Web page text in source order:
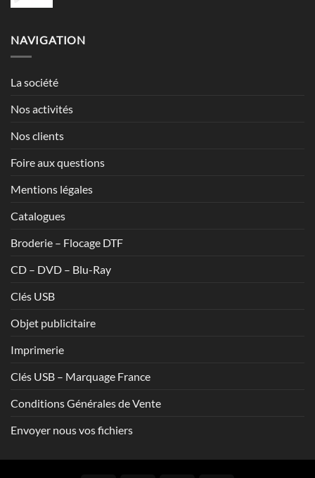
NAVIGATION
La société
Nos activités
Nos clients
Foire aux questions
Mentions légales
Catalogues
Broderie – Flocage DTF
CD – DVD – Blu-Ray
Clés USB
Objet publicitaire
Imprimerie
Clés USB – Marquage France
Conditions Générales de Vente
Envoyer nous vos fichiers